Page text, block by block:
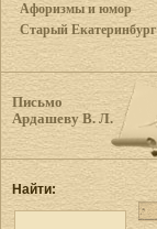
Афоризмы и юмор
Старый Екатеринбург
Письмо
Ардашеву В. Л.
Найти: